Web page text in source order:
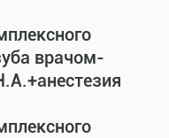
врачом-